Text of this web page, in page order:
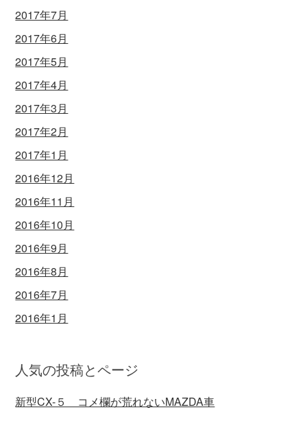
2017年7月
2017年6月
2017年5月
2017年4月
2017年3月
2017年2月
2017年1月
2016年12月
2016年11月
2016年10月
2016年9月
2016年8月
2016年7月
2016年1月
人気の投稿とページ
新型CX-５ コメ欄が荒れないMAZDA車